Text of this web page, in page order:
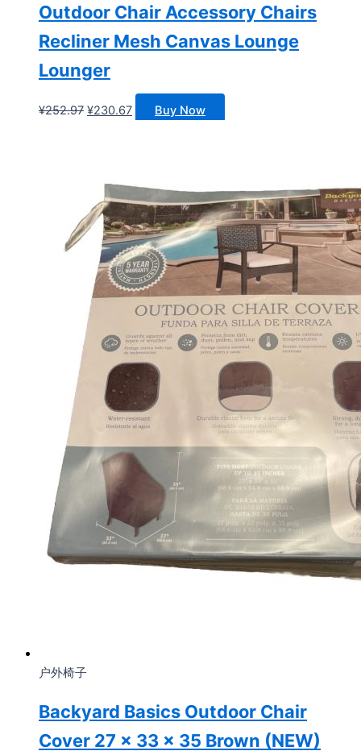
Outdoor Chair Accessory Chairs
Recliner Mesh Canvas Lounge
Lounger
¥252.97 原
¥230.67当
为：
¥230.67。
Buy Now
户外椅子
Backyard Basics Outdoor Chair
Cover 27 x 33 x 35 Brown (NEW)